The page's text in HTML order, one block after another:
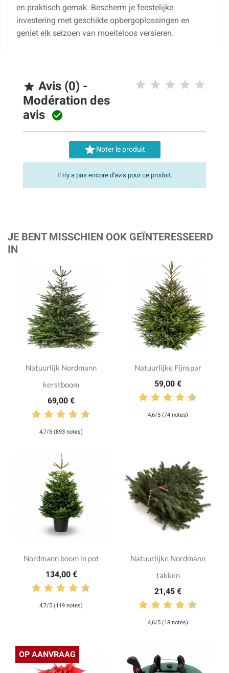
en praktisch gemak. Bescherm je feestelijke
investering met geschikte opbergoplossingen en
geniet elk seizoen van moeiteloos versieren.
 Avis (0) -
Modération des
avis 
Noter le produit
Il n'y a pas encore d'avis pour ce produit.
JE BENT MISSCHIEN OOK GEÏNTERESSEERD
IN
Natuurlijk Nordmann
kerstboom
69,00 €
4,7/5 (893 notes)
Natuurlijke Fijnspar
59,00 €
4,6/5 (74 notes)
Nordmann boom in pot
134,00 €
4,7/5 (119 notes)
Natuurlijke Nordmann
takken
21,45 €
4,6/5 (18 notes)
OP AANVRAAG